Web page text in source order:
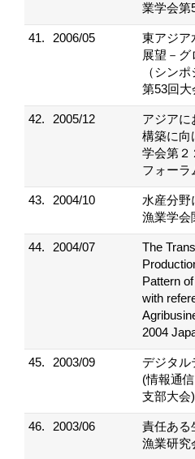
業学会第
41. 2006/05
東アジア
展望－グ
（シン
第53回大
42. 2005/12
アジアに
構築に向
学会第２
フォーラ
43. 2004/10
水産分野
漁業学会
44. 2004/07
The
Pattern
with
2004
45. 2003/09
デジタル
(情報通
支部大会)
46. 2003/06
責任ある
漁業研究